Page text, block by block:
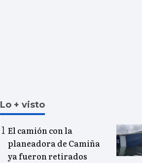
Lo + visto
El camión con la
planeadora de Camiña
ya fueron retirados